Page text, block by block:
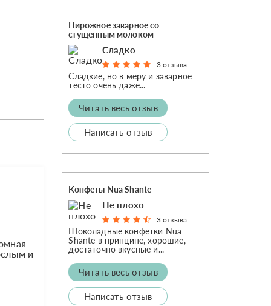
и
Пирожное заварное со
сгущенным молоком
Сладко
3 отзыва
Сладкие, но в меру и заварное
тесто очень даже...
Читать весь отзыв
Написать отзыв
Конфеты Nua Shante
Не плохо
3 отзыва
Шоколадные конфетки Nua
Shante в принципе, хорошие,
достаточно вкусные и...
Читать весь отзыв
Написать отзыв